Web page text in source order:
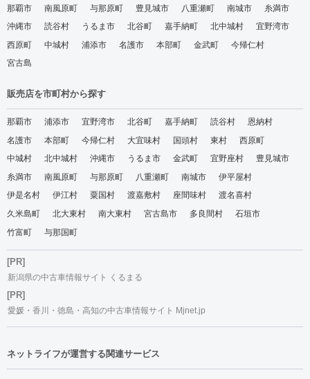
那覇市 南風原町 与那原町 豊見城市 八重瀬町 南城市
糸満市
沖縄市
読谷村 うるま市 北谷町 嘉手納町 北中城村
宜野湾市
西原町
中城村 浦添市 名護市 本部町 金武町
今帰仁村
宮古島
販売店を市町村から探す
那覇市 浦添市 宜野湾市 北谷町 嘉手納町 読谷村
恩納村
名護市
本部町 今帰仁村 大宜味村 国頭村 東村
西原町
中城村
北中城村 沖縄市 うるま市 金武町 宜野座村
豊見城市
糸満市
南風原町 与那原町 八重瀬町 南城市
伊平屋村
伊是名村
伊江村 粟国村 渡嘉敷村 座間味村
渡名喜村
久米島町
北大東村 南大東村 宮古島市 多良間村
石垣市
竹富町
与那国町
[PR]
新潟県の中古車情報サイト くるまる
[PR]
愛媛・香川・徳島・高知の中古車情報サイト Mjnet.jp
ネットライフが運営する関連サービス